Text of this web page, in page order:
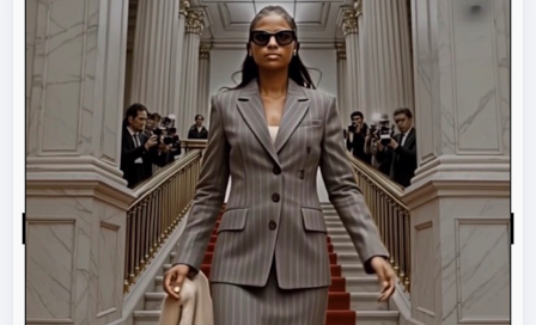
beat que conecta con la escena latina
actual, el sencillo se perfila como una
de las propuestas más enérgicas y
contemporáneas de la temporada.
"Papi Bú" destaca por un hook
minimalista pero muy efectivo, beats
contundentes y una producción